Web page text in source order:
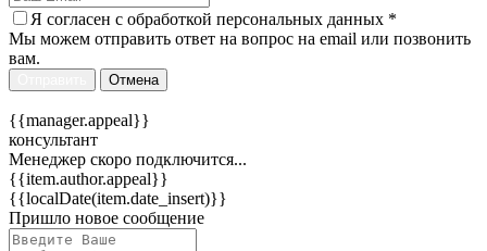
Я согласен c обработкой персональных данных *
Мы можем отправить ответ на вопрос на email или позвонить
вам.
Отмена
{{manager.appeal}}
консультант
Менеджер скоро подключится...
{{item.author.appeal}}
{{localDate(item.date_insert)}}
Пришло новое сообщение